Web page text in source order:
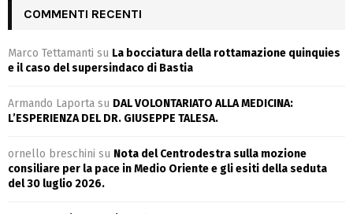
COMMENTI RECENTI
Marco Tettamanti su La bocciatura della rottamazione quinquies
e il caso del supersindaco di Bastia
Armando Laporta su DAL VOLONTARIATO ALLA MEDICINA:
L’ESPERIENZA DEL DR. GIUSEPPE TALESA.
ornello breschini su Nota del Centrodestra sulla mozione
consiliare per la pace in Medio Oriente e gli esiti della seduta
del 30 luglio 2026.